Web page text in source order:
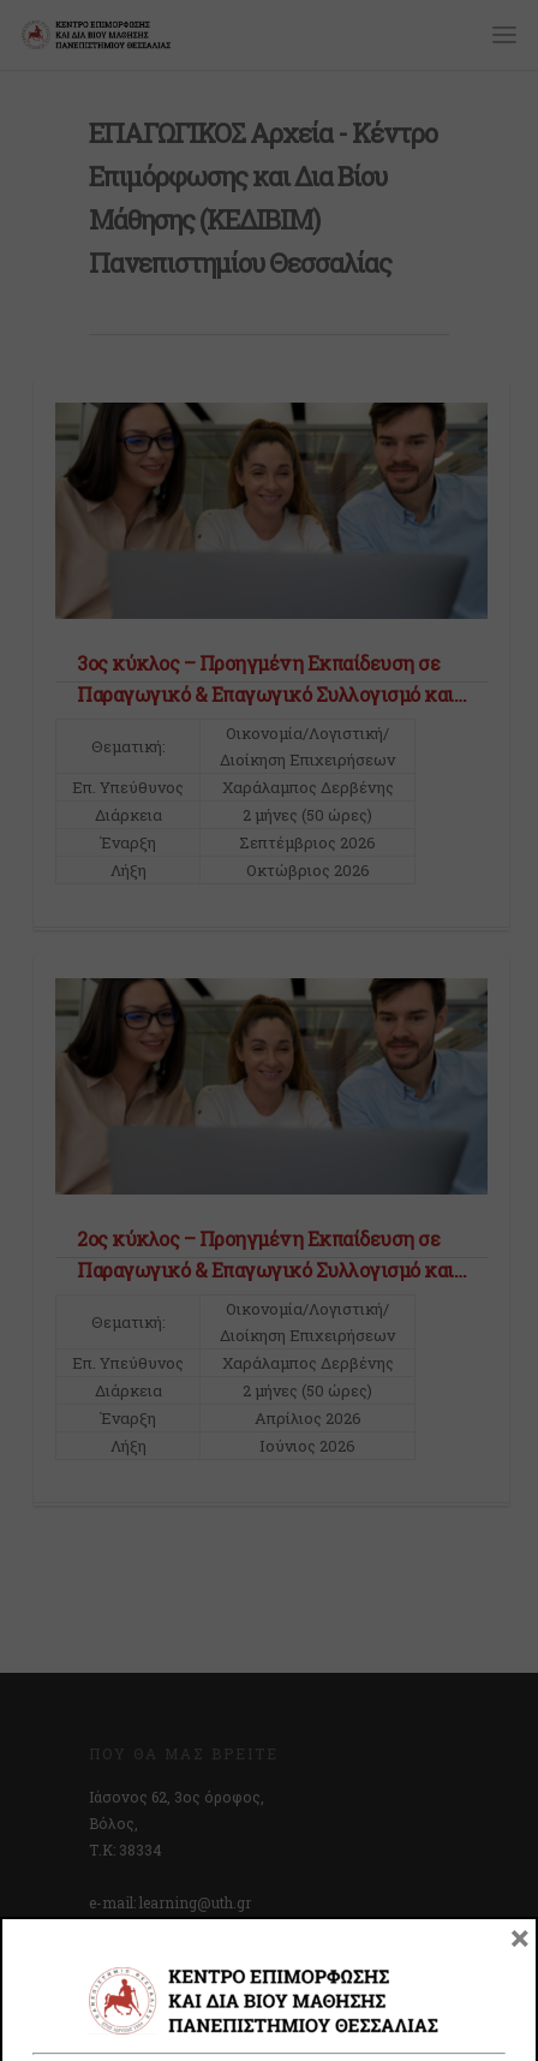
ΕΠΑΓΩΓΙΚΟΣ Αρχεία - Κέντρο
Επιμόρφωσης και Δια Βίου
Μάθησης (ΚΕΔIBIM)
Πανεπιστημίου Θεσσαλίας
3ος κύκλος – Προηγμένη Εκπαίδευση σε
Παραγωγικό & Επαγωγικό Συλλογισμό και
Διαχείριση Εργασιακών Σεναρίων
Θεματική:
Οικονομία/Λογιστική/
Διοίκηση Επιχειρήσεων
Επ. Υπεύθυνος
Χαράλαμπος Δερβένης
Διάρκεια
2 μήνες (50 ώρες)
Έναρξη
Σεπτέμβριος 2026
Λήξη
Οκτώβριος 2026
2ος κύκλος – Προηγμένη Εκπαίδευση σε
Παραγωγικό & Επαγωγικό Συλλογισμό και
Διαχείριση Εργασιακών Σεναρίων
Θεματική:
Οικονομία/Λογιστική/
Διοίκηση Επιχειρήσεων
Επ. Υπεύθυνος
Χαράλαμπος Δερβένης
Διάρκεια
2 μήνες (50 ώρες)
Έναρξη
Απρίλιος 2026
Λήξη
Ιούνιος 2026
ΠΟΎ ΘΑ ΜΑΣ ΒΡΕΊΤΕ
Ιάσονος 62, 3ος όροφος,
Βόλος,
Τ.Κ: 38334
e-mail: learning@uth.gr
& 2410-684752 (εσωτ.2752)
×